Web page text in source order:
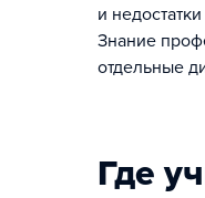
и
Знание
отдельные
Где